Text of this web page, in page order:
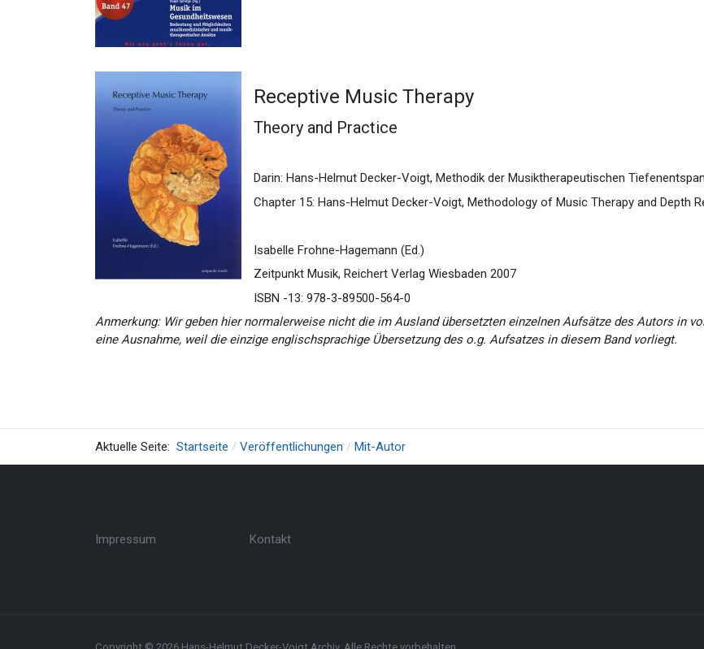
Receptive Music Therapy
Theory and Practice
Darin: Hans-Helmut Decker-Voigt, Methodik der Musiktherapeutischen
Chapter 15: Hans-Helmut Decker-Voigt, Methodology of Music Therapy and Depth
Isabelle Frohne-Hagemann (Ed.)
Zeitpunkt Musik, Reichert Verlag Wiesbaden 2007
ISBN -13: 978-3-89500-564-0
Anmerkung: Wir geben hier normalerweise nicht die im Ausland übersetzten einzelnen Aufsätze des Autors in
eine Ausnahme, weil die einzige englischsprachige Übersetzung des o.g. Aufsatzes in diesem Band vorliegt.
Aktuelle Seite: Startseite Veröffentlichungen Mit-Autor
Impressum Kontakt